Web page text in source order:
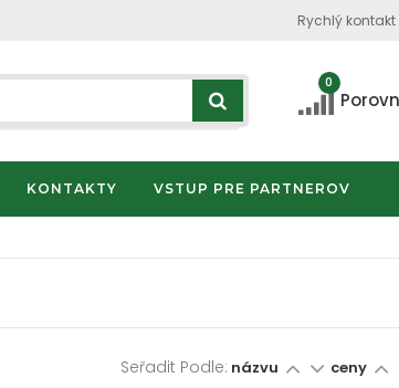
Rychlý
0
KONTAKTY VSTUP PRE PARTNEROV
Seřadit Podle: názvu ceny